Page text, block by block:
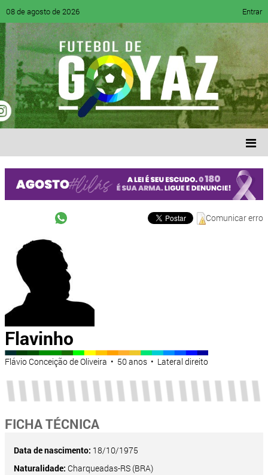
08 de agosto de 2026 Entrar
Comunicar erro
Flavinho
Flávio Conceição de Oliveira • 50 anos • Lateral direito
FICHA TÉCNICA
Data de nascimento: 18/10/1975
Naturalidade: Charqueadas-RS (BRA)